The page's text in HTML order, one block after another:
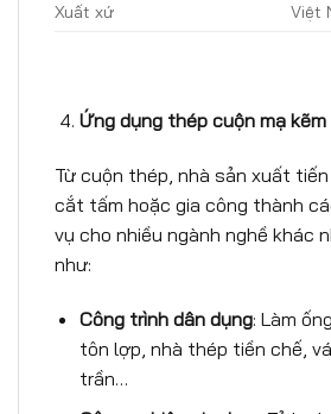
Xuất xứ
Việt
Ứng dụng thép cuộn mạkẽm
Từ cuộn thép, nhà sản xuất
cắt tấm hoặc gia công thành
vụ cho nhiều ngành nghề khác
như:
Công trình dân dụng: Làm
tôn lợp, nhà thép tiền chế,
trần…